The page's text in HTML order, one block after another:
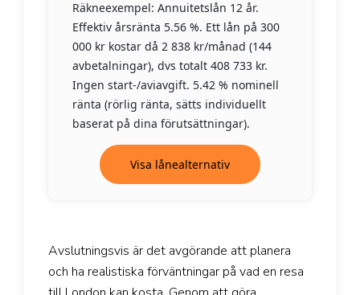
Räkneexempel: Annuitetslån 12 år.
Effektiv årsränta 5.56 %. Ett lån på 300
000 kr kostar då 2 838 kr/månad (144
avbetalningar), dvs totalt 408 733 kr.
Ingen start-/aviavgift. 5.42 % nominell
ränta (rörlig ränta, sätts individuellt
baserat på dina förutsättningar).
Visa lånealternativ
Avslutningsvis är det avgörande att planera
och ha realistiska förväntningar på vad en resa